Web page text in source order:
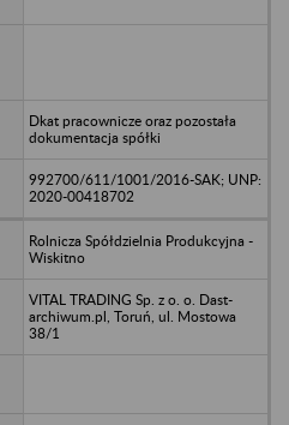
Dkat pracownicze oraz pozostała
dokumentacja spółki
992700/611/1001/2016-SAK; UNP:
2020-00418702
Rolnicza Spółdzielnia Produkcyjna -
Wiskitno
VITAL TRADING Sp. z o. o. Dast-
archiwum.pl, Toruń, ul. Mostowa
38/1